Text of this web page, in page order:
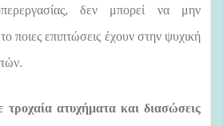
δεν μπορεί να μην
ποιες επιπτώσεις έχουν στην ψυχική
ατυχήματα και διασώσεις